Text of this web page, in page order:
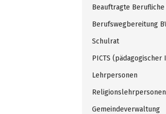
Beauftragte
Berufswegbereitung
Schulrat
PICTS (pädagogischer
Lehrpersonen
Religionslehrpersonen
Gemeindeverwaltung